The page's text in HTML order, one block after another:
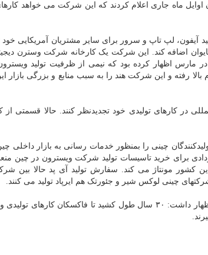
ماه جاری اعلام کردند که این شرکت می خواهد
آیفون، لپ تاپ و سرور برای سایر مشتریان آمریکایی خود
اضافه کند. این شرکت یک کارخانه شرکت وسترن
اظهار کرده بود که نیمی از ظرفیت تولید
بالا رفته و این شرکت هند را به سبب منابع و بزرگی بازار
در کارهای تولیدی خود تجدیدنظر کنند. حالا قسمتی از
چینی را بمنظور خدمات رسانی به بازار داخلی
برای خرید تاسیسات تولید شرکت ویسترون در چین
چینی لوکس شیر و جئورتک هم ایرپاد تولید می کنند.
بر اساس گزارش بلومبرگ، رئیس هیات مدیره فاکسکان اوایل ماه جاری اظهار داشت: ۳۰ سال طول کشید تا فاکسکان